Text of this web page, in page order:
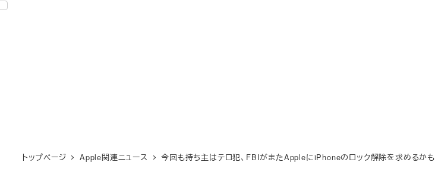
トップページ Apple関連ニュース 今回も持ち主はテロ犯、FBIがまたAppleにiPhoneのロック解除を求めるかも